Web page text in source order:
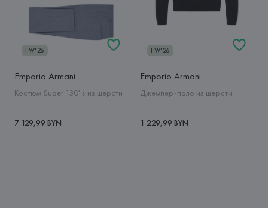
FW'26
Emporio Armani
Костюм Super 130' s из шерсти
7 129,99 BYN
FW'26
Emporio Armani
Джемпер-поло из шерсти
1 229,99 BYN